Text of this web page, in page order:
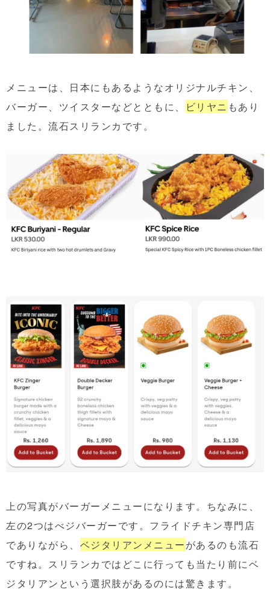
メニューは、日本にもあるようなオリジナルチキン、
バーガー、ツイスターなどとともに、
ビリヤニ もあり
ました。流石スリランカです。
上の写真がバーガーメニューになります。ちなみに、
左の2つはべジバーガーです。フライドチキン専門店
でありながら、 ベジタリアンメニューがあるのも流石
ですね。スリランカではどこに行っても当たり前にベ
ジタリアンという選択肢があるのには驚きます。